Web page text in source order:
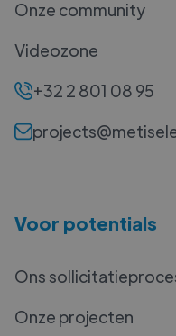
Onze community
Videozone
+32 2 801 08 95
Voor potentials
Ons
Onze projecten